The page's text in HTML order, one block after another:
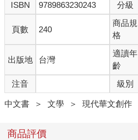
ISBN
9789863230243 分級
頁數 240
商品規
格
出版地 台灣
適讀年
齡
注音 級別
中文書 ＞ 文學 ＞ 現代華文創作
商品評價